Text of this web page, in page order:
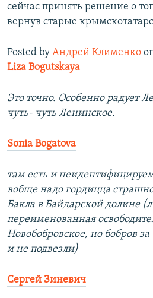
сейчас принять решение о
вернув старые
Posted by Андрей Клименко
Liza Bogutskaya
Это точно. Особенно радует
чуть- чуть Ленинское.
Sonia Bogatova
там есть и
вобще надо гордицца
Бакла в Байдарской долине
переименованная
Новобобровское, но бобров
и не подвезли)
Сергей Зиневич